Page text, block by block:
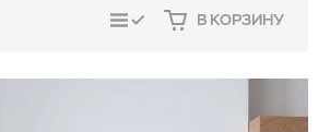
СРАВНИТЬ В КОРЗИНУ